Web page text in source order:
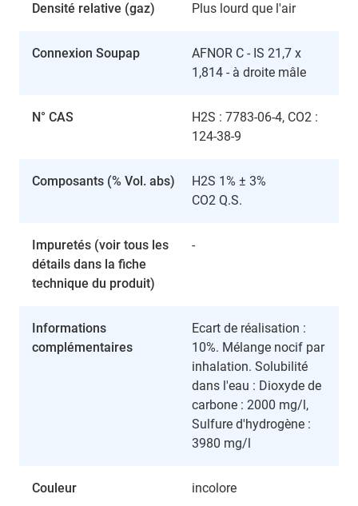
Densité relative (gaz) Plus lourd que l'air
Connexion Soupap
AFNOR C - IS 21,7 x
1,814 - à droite mâle
N° CAS
H2S : 7783-06-4, CO2 :
124-38-9
Composants (% Vol. abs)
H2S 1% ± 3%
CO2 Q.S.
Impuretés (voir tous les
détails dans la fiche
technique du produit)
-
Informations
complémentaires
Ecart de réalisation :
10%. Mélange nocif par
inhalation. Solubilité
dans l'eau : Dioxyde de
carbone : 2000 mg/l,
Sulfure d'hydrogène :
3980 mg/l
Couleur incolore